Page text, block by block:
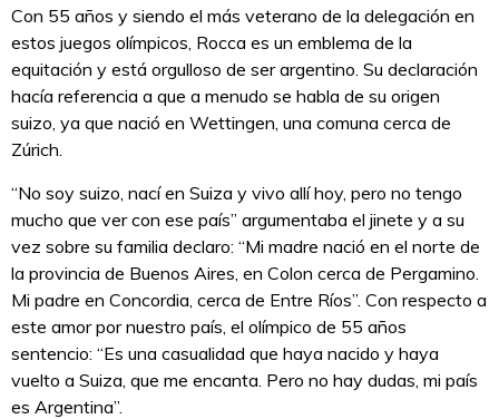
Con 55 años y siendo el más veterano de la delegación en
estos juegos olímpicos, Rocca es un emblema de la
equitación y está orgulloso de ser argentino. Su declaración
hacía referencia a que a menudo se habla de su origen
suizo, ya que nació en Wettingen, una comuna cerca de
Zúrich.
“No soy suizo, nací en Suiza y vivo allí hoy, pero no tengo
mucho que ver con ese país” argumentaba el jinete y a su
vez sobre su familia declaro: “Mi madre nació en el norte de
la provincia de Buenos Aires, en Colon cerca de Pergamino.
Mi padre en Concordia, cerca de Entre Ríos”. Con respecto a
este amor por nuestro país, el olímpico de 55 años
sentencio: “Es una casualidad que haya nacido y haya
vuelto a Suiza, que me encanta. Pero no hay dudas, mi país
es Argentina”.